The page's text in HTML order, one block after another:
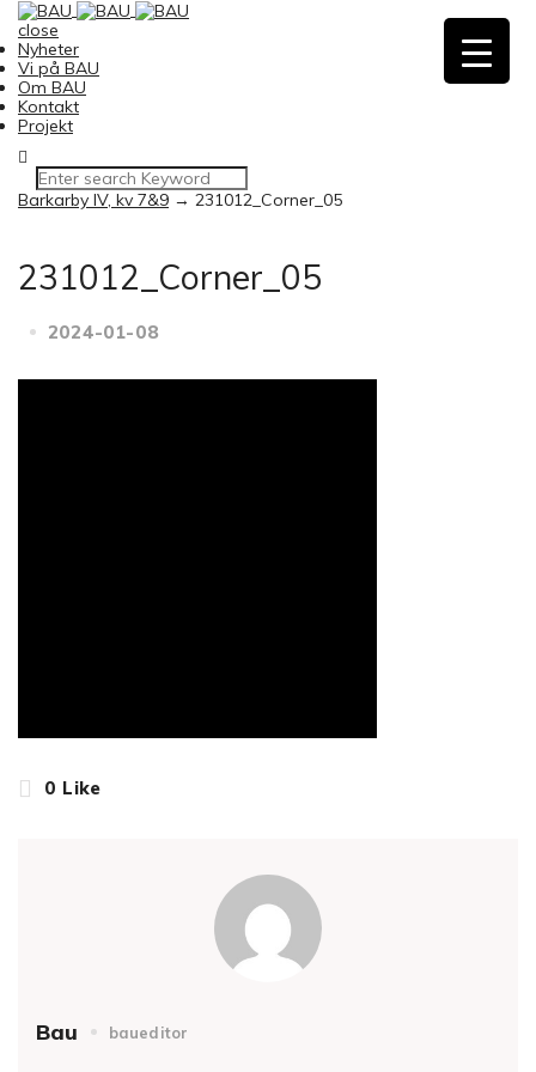
close
Nyheter
Vi på BAU
Om BAU
Kontakt
Projekt
Barkarby IV, kv 7&9 → 231012_Corner_05
231012_Corner_05
2024-01-08
0 Like
Bau baueditor